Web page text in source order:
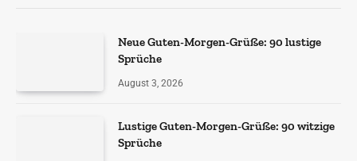
Neue Guten-Morgen-Grüße: 90 lustige
Sprüche
August 3, 2026
Lustige Guten-Morgen-Grüße: 90 witzige
Sprüche